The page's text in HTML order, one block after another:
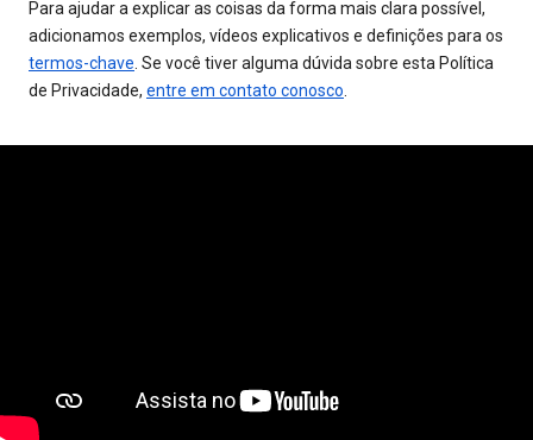
Para ajudar a explicar as coisas da forma mais clara possível,
adicionamos exemplos, vídeos explicativos e definições para os
termos-chave . Se você tiver alguma dúvida sobre esta Política
de Privacidade, entre em contato conosco